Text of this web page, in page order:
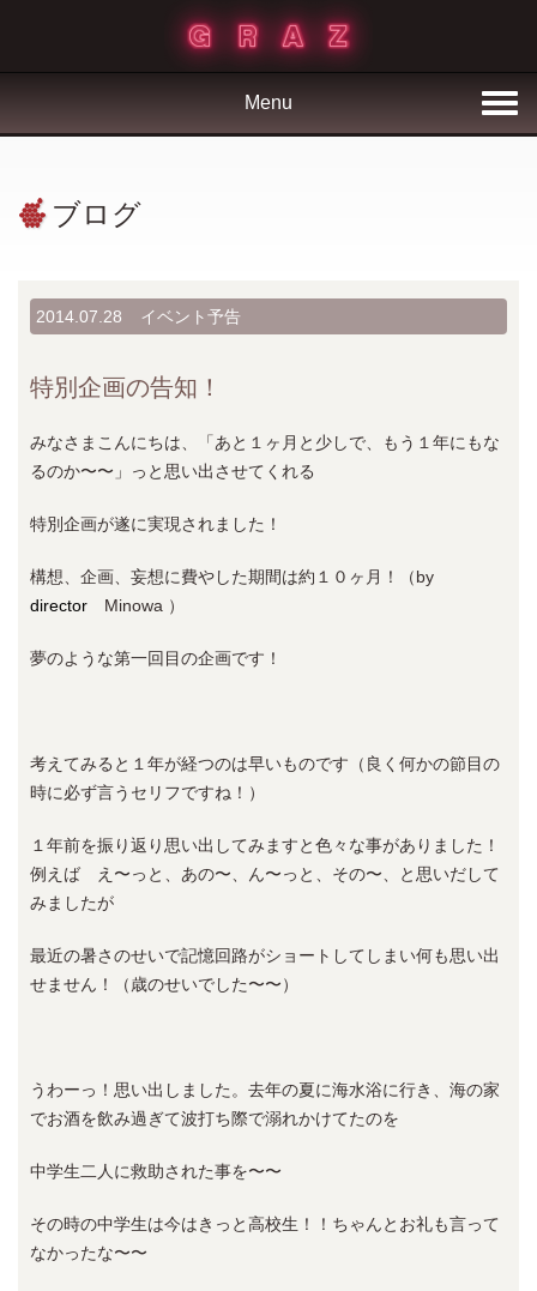
Menu
ブログ
2014.07.28 イベント予告
特別企画の告知！
みなさまこんにちは、「あと１ヶ月と少しで、もう１年にもな
るのか〜〜」っと思い出させてくれる
特別企画が遂に実現されました！
構想、企画、妄想に費やした期間は約１０ヶ月！（by
director Minowa ）
夢のような第一回目の企画です！
考えてみると１年が経つのは早いものです（良く何かの節目の
時に必ず言うセリフですね！）
１年前を振り返り思い出してみますと色々な事がありました！
例えば え〜っと、あの〜、ん〜っと、その〜、と思いだして
みましたが
最近の暑さのせいで記憶回路がショートしてしまい何も思い出
せません！（歳のせいでした〜〜）
うわーっ！思い出しました。去年の夏に海水浴に行き、海の家
でお酒を飲み過ぎて波打ち際で溺れかけてたのを
中学生二人に救助された事を〜〜
その時の中学生は今はきっと高校生！！ちゃんとお礼も言って
なかったな〜〜